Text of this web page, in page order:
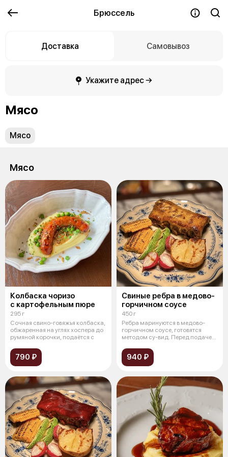
Брюссель
Доставка Самовывоз
Укажите адрес →
Мясо
Мясо
Мясо
Колбаска чоризо
с картофельным пюре
295 г
Сочная свино-говяжья колбаска,
обжаренная на углях хоспера до
румяной корочки, подаётся с
790 ₽
Свиные ребра в медово-
горчичном соусе
450 г
Ребра маринуются в медово-
горчичном соусе, готовятся
методом су-вид. Перед подачей
940 ₽